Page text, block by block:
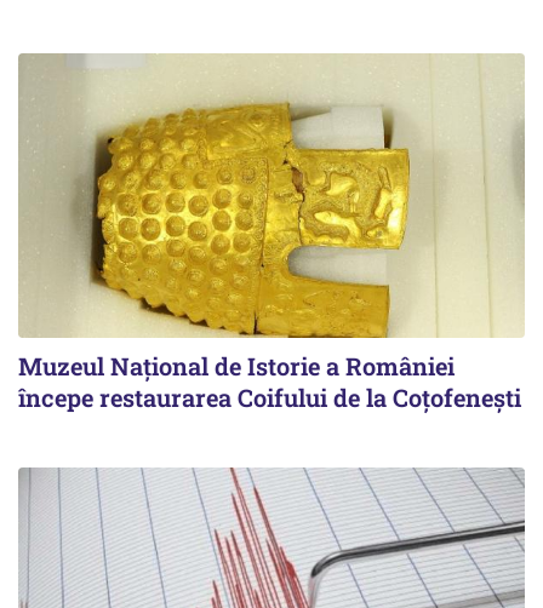
Muzeul Național de Istorie a României
începe restaurarea Coifului de la Coțofenești